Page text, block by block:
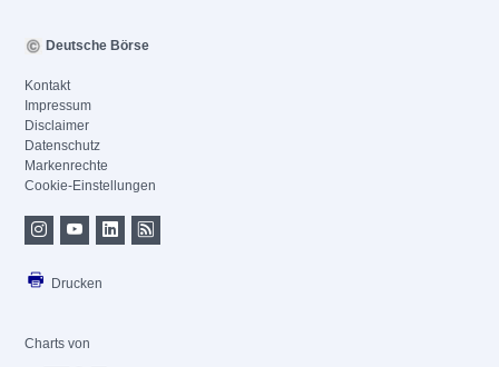
Deutsche Börse
Kontakt
Impressum
Disclaimer
Datenschutz
Markenrechte
Cookie-Einstellungen
Drucken
Charts von